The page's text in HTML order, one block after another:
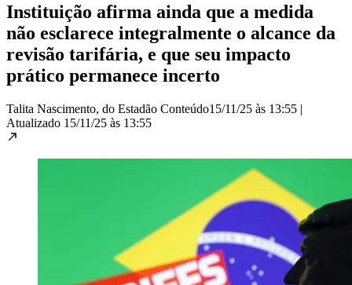
Instituição afirma ainda que a medida
não esclarece integralmente o alcance da
revisão tarifária, e que seu impacto
prático permanece incerto
Talita Nascimento, do Estadão Conteúdo15/11/25 às 13:55 |
Atualizado 15/11/25 às 13:55